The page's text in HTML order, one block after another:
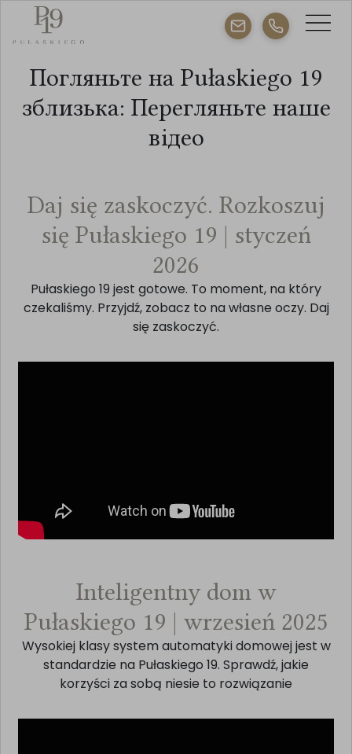
Погляньте на Pułaskiego 19
зблизька: Перегляньте наше
відео
Daj się zaskoczyć. Rozkoszuj
się Pułaskiego 19 | styczeń
2026
Pułaskiego 19 jest gotowe. To moment, na który
czekaliśmy. Przyjdź, zobacz to na własne oczy. Daj
się zaskoczyć.
Inteligentny dom w
Pułaskiego 19 | wrzesień 2025
Wysokiej klasy system automatyki domowej jest w
standardzie na Pułaskiego 19. Sprawdź, jakie
korzyści za sobą niesie to rozwiązanie